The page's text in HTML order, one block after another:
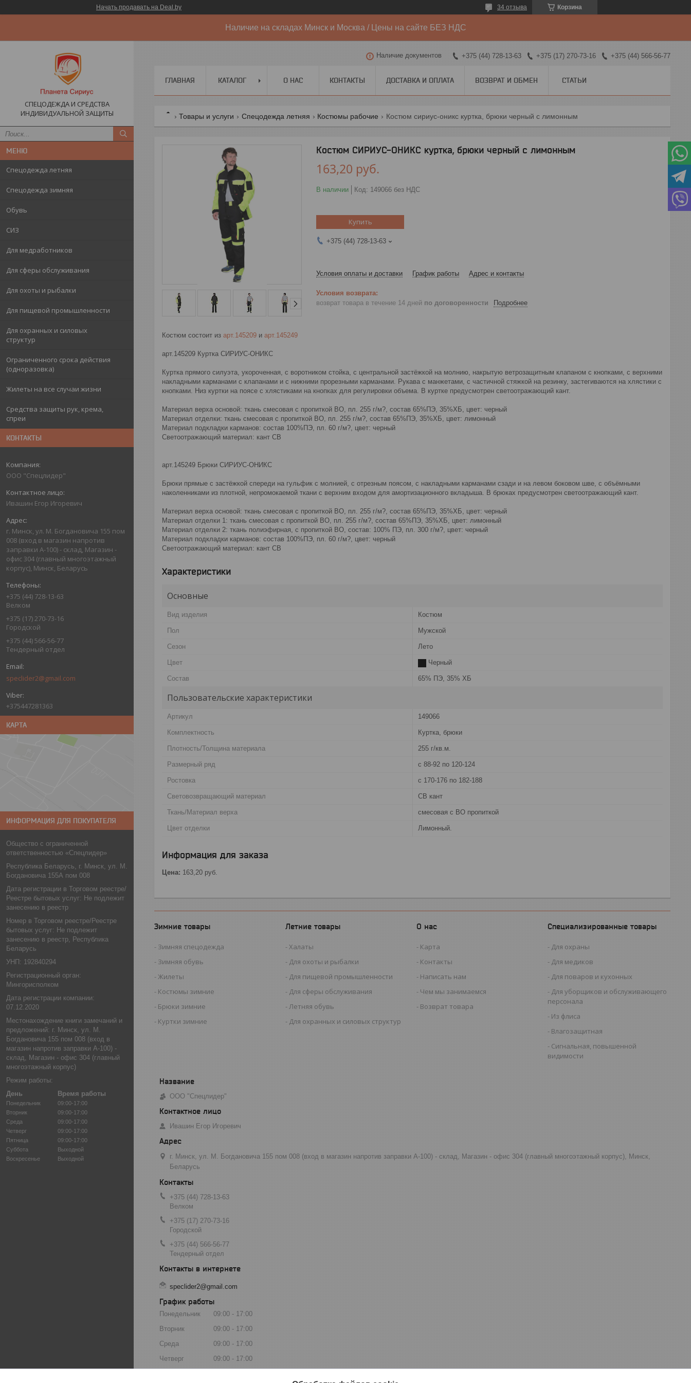
Начать продавать на Deal.by Корзина
34 отзыва
Наличие на складах Минск и Москва / Цены на сайте БЕЗ НДС
СПЕЦОДЕЖДА И СРЕДСТВА
ИНДИВИДУАЛЬНОЙ ЗАЩИТЫ
Спецодежда летняя
Спецодежда зимняя
Обувь
СИЗ
Для медработников
Для сферы обслуживания
Для охоты и рыбалки
Для пищевой промышленности
Для охранных и силовых
структур
Ограниченного срока действия
(одноразовка)
Жилеты на все случаи жизни
Средства защиты рук, крема,
спреи
КОНТАКТЫ
ООО "Спецлидер"
Ивашин Егор Игоревич
г. Минск, ул. М. Богдановича 155 пом
008 (вход в магазин напротив
заправки А-100) - склад, Магазин -
офис 304 (главный многоэтажный
корпус), Минск, Беларусь
+375 (44) 728-13-63
Велком
+375 (17) 270-73-16
Городской
+375 (44) 566-56-77
Тендерный отдел
speclider2@gmail.com
+375447281363
КАРТА
ИНФОРМАЦИЯ ДЛЯ ПОКУПАТЕЛЯ
Общество с ограниченной
ответственностью «Спецлидер»
Республика Беларусь, г. Минск, ул. М.
Богдановича 155А пом 008
Дата регистрации в Торговом реестре/
Реестре бытовых услуг: Не подлежит
занесению в реестр
Номер в Торговом реестре/Реестре
бытовых услуг: Не подлежит
занесению в реестр, Республика
Беларусь
УНП: 192840294
Регистрационный орган:
Мингорисполком
Дата регистрации компании:
07.12.2020
Местонахождение книги замечаний и
предложений: г. Минск, ул. М.
Богдановича 155 пом 008 (вход в
магазин напротив заправки А-100) -
склад, Магазин - офис 304 (главный
многоэтажный корпус)
Режим работы:
День
Время работы
Понедельник
09:00-17:00
Вторник
09:00-17:00
Среда
09:00-17:00
Четверг
09:00-17:00
Пятница
09:00-17:00
Суббота
Выходной
Воскресенье
Выходной
Наличие документов +375 (44) 728-13-63 +375 (17) 270-73-16 +375 (44) 566-56-77
ГЛАВНАЯ КАТАЛОГ О НАС КОНТАКТЫ ДОСТАВКА И ОПЛАТА ВОЗВРАТ И ОБМЕН СТАТЬИ
Товары и услуги Спецодежда летняя Костюмы рабочие Костюм сириус-оникс куртка, брюки черный с лимонным
Костюм СИРИУС-ОНИКС куртка, брюки черный с лимонным
163,20 руб.
В наличии Код: 149066 без НДС
Купить
+375 (44) 728-13-63
Условия оплаты и доставки График работы Адрес и контакты
возврат товара в течение 14 дней по договоренности Подробнее
Костюм состоит из арт.145209 и арт.145249
арт.145209 Куртка СИРИУС-ОНИКС
Куртка прямого силуэта, укороченная, с воротником стойка, с центральной застёжкой на молнию, накрытую ветрозащитным клапаном с кнопками, с верхними
накладными карманами с клапанами и с нижними прорезными карманами. Рукава с манжетами, с частичной стяжкой на резинку, застегиваются на хлястики с
кнопками. Низ куртки на поясе с хлястиками на кнопках для регулировки объема. В куртке предусмотрен светоотражающий кант.
Материал верха основой: ткань смесовая с пропиткой ВО, пл. 255 г/м?, состав 65%ПЭ, 35%ХБ, цвет: черный
Материал отделки: ткань смесовая с пропиткой ВО, пл. 255 г/м?, состав 65%ПЭ, 35%ХБ, цвет: лимонный
Материал подкладки карманов: состав 100%ПЭ, пл. 60 г/м?, цвет: черный
Светоотражающий материал: кант СВ
арт.145249 Брюки СИРИУС-ОНИКС
Брюки прямые с застёжкой спереди на гульфик с молнией, с отрезным поясом, с накладными карманами сзади и на левом боковом шве, с объёмными
наколенниками из плотной, непромокаемой ткани с верхним входом для амортизационного вкладыша. В брюках предусмотрен светоотражающий кант.
Материал верха основой: ткань смесовая с пропиткой ВО, пл. 255 г/м?, состав 65%ПЭ, 35%ХБ, цвет: черный
Материал отделки 1: ткань смесовая с пропиткой ВО, пл. 255 г/м?, состав 65%ПЭ, 35%ХБ, цвет: лимонный
Материал отделки 2: ткань полиэфирная, с пропиткой ВО, состав: 100% ПЭ, пл. 300 г/м?, цвет: черный
Материал подкладки карманов: состав 100%ПЭ, пл. 60 г/м?, цвет: черный
Светоотражающий материал: кант СВ
Характеристики
Основные
Вид изделия Костюм
Пол Мужской
Сезон Лето
Цвет Черный
Состав 65% ПЭ, 35% ХБ
Пользовательские характеристики
Артикул 149066
Комплектность Куртка, брюки
Плотность/Толщина материала 255 г/кв.м.
Размерный ряд с 88-92 по 120-124
Ростовка с 170-176 по 182-188
Световозвращающий материал СВ кант
Ткань/Материал верха смесовая с ВО пропиткой
Цвет отделки Лимонный.
Информация для заказа
Цена: 163,20 руб.
Зимние товары
Зимняя спецодежда
Зимняя обувь
Жилеты
Костюмы зимние
Брюки зимние
Куртки зимние
Летние товары
Халаты
Для охоты и рыбалки
Для пищевой промышленности
Для сферы обслуживания
Летняя обувь
Для охранных и силовых структур
О нас
Карта
Контакты
Написать нам
Чем мы занимаемся
Возврат товара
Специализированные товары
Для охраны
Для медиков
Для поваров и кухонных
Для уборщиков и обслуживающего
персонала
Из флиса
Влагозащитная
Сигнальная, повышенной
видимости
ООО "Спецлидер"
Ивашин Егор Игоревич
г. Минск, ул. М. Богдановича 155 пом 008 (вход в магазин напротив заправки А-100) - склад, Магазин - офис 304 (главный многоэтажный корпус), Минск,
Беларусь
+375 (44) 728-13-63
Велком
+375 (17) 270-73-16
Городской
+375 (44) 566-56-77
Тендерный отдел
speclider2@gmail.com
График работы
Понедельник 09:00
17:00
Вторник
09:00
17:00
Среда
09:00
17:00
Четверг
09:00
17:00